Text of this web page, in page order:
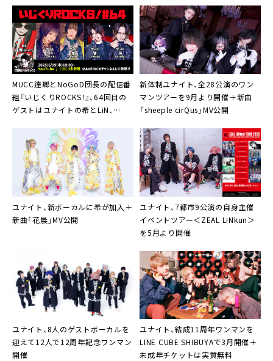
▼莎奈・爆上げ盤：DCUN-40
01. ふわり (莎奈 爆上げver.)
02. FAQT (莎奈 爆上げver.)
03. 必殺 (莎奈 爆上げver.)
04. ベリアル (莎奈 爆上げver.)
05. オーディオコメンタリー (莎奈 ver.)
※爆上げver.は各パートの音量が極端に大きくなり、
聴こえやすくなっています。
※ご希望メンバー(DCUN-36～40)の中から一枚お選
びください。
※爆上げ盤のみの購入はできません。
通販サイト｢city!｣ ：https://citycity.theshop.jp/
※キャッシュバックは当日のみの受付となります。
※入場後、キャッシュバック窓口にて学生証など年齢
の分かる身分証明書をご提示してください。
※発券時にかかるプレイガイド手数料はお客様のご負
担となります。(チケット代￥1,000のみのキャッシュ
バックとなります)
※特典のサービスチェキは公演当日、ご入場時にお渡
し致します。
MUCC逹瑯とNoGoD団長の配信番
組『いじくりROCKS！』、64回目の
ゲストはユナイトの希とLiN、
新体制ユナイト、全28公演のワン
マンツアーを9月より開催＋新曲
「sheeple cirQus」MV公開
ユナイト、新ボーカルに希が加入＋
新曲「花晨」MV公開
ユナイト、7都市9公演の自身主催
イベントツアー＜ZEAL LiNkun＞
を5月より開催
ユナイト 、8人のゲストボーカルを
迎えて12人で12周年記念ワンマン
開催
ユナイト 、結成11周年ワンマンを
LINE CUBE SHIBUYAで3月開催＋
未成年チケットは実質無料